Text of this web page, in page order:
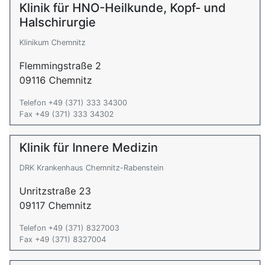
Klinik für HNO-Heilkunde, Kopf- und
Halschirurgie
Klinikum Chemnitz
Flemmingstraße 2
09116 Chemnitz
Telefon +49 (371) 333 34300
Fax +49 (371) 333 34302
Klinik für Innere Medizin
DRK Krankenhaus Chemnitz-Rabenstein
Unritzstraße 23
09117 Chemnitz
Telefon +49 (371) 8327003
Fax +49 (371) 8327004